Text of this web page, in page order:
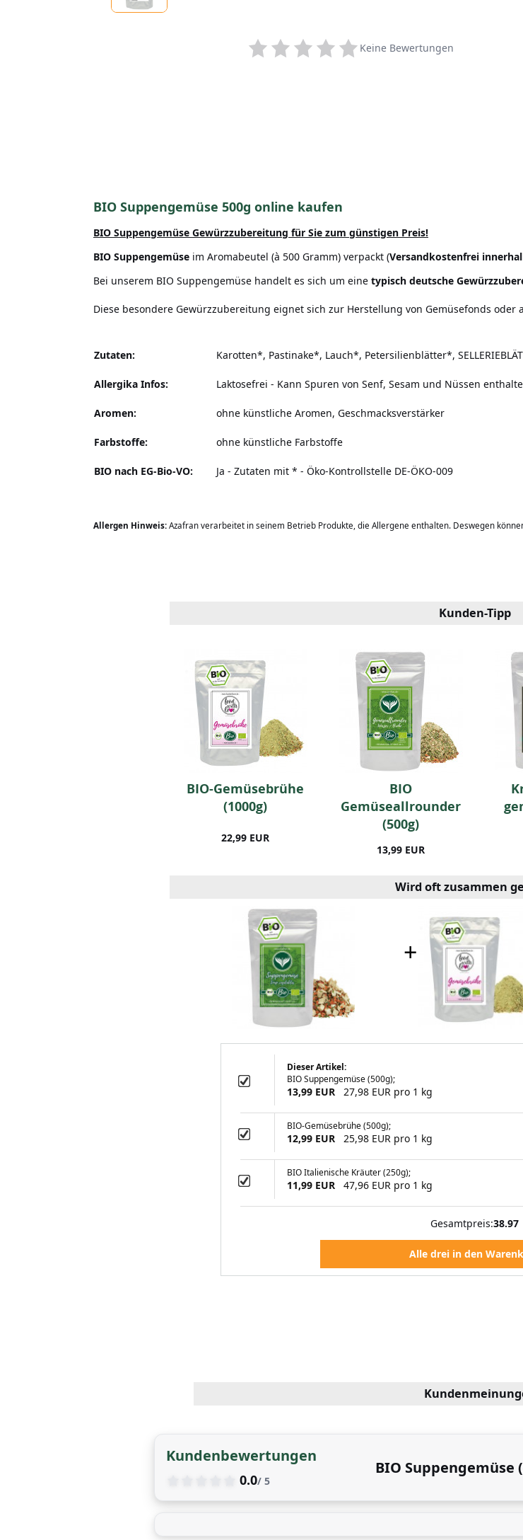
Keine Bewertungen
BIO Suppengemüse 500g online kaufen
BIO Suppengemüse Gewürzzubereitung für Sie zum günstigen Preis!
BIO Suppengemüse im Aromabeutel (à 500 Gramm) verpackt (Versandkostenfrei
Bei unserem BIO Suppengemüse handelt es sich um eine typisch deutsche
Diese besondere Gewürzzubereitung eignet sich zur Herstellung von Gemüsefonds oder
Zutaten: Karotten*, Pastinake*, Lauch*, Petersilienblätter*,
Allergika Infos: Laktosefrei - Kann Spuren von Senf, Sesam und Nüssen
Aromen: ohne künstliche Aromen, Geschmacksverstärker
Farbstoffe: ohne künstliche Farbstoffe
BIO nach EG-Bio-VO: Ja - Zutaten mit * - Öko-Kontrollstelle DE-ÖKO-009
Allergen Hinweis: Azafran verarbeitet in seinem Betrieb Produkte, die Allergene enthalten. Deswegen können
Kunden-Tipp
BIO-Gemüsebrühe
(1000g)
22,99 EUR
BIO
Gemüseallrounder
(500g)
13,99 EUR
Wird oft zusammen
+
Dieser Artikel:
BIO Suppengemüse (500g);
13,99 EUR 27,98 EUR pro 1 kg
BIO-Gemüsebrühe (500g);
12,99 EUR 25,98 EUR pro 1 kg
BIO Italienische Kräuter (250g);
11,99 EUR 47,96 EUR pro 1 kg
Gesamtpreis:38.97
Kundenbewertungen
0.0/ 5
BIO Suppengemüse